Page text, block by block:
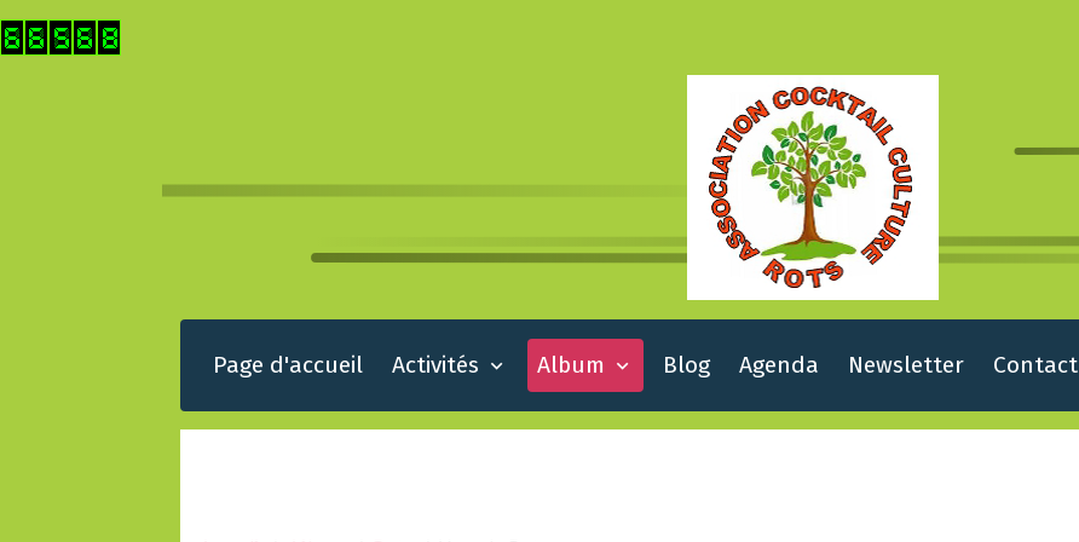
Page d'accueil Activités Album Blog Agenda Newsletter Contact